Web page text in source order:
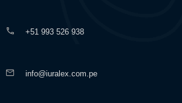
+51 993 526 938
info@iuralex.com.pe